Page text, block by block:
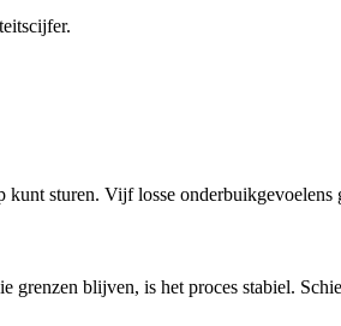
sturen. Vijf losse onderbuikgevoelens
blijven, is het proces stabiel.